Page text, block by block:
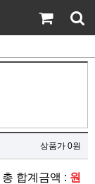
상품가 0원
총 합계금액 : 원